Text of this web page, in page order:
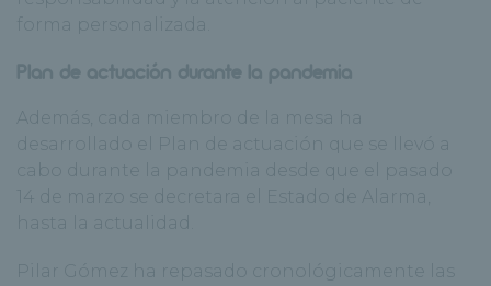
forma personalizada.
Plan de actuación durante la pandemia
Además, cada miembro de la mesa ha
desarrollado el Plan de actuación que se llevó a
cabo durante la pandemia desde que el pasado
14 de marzo se decretara el Estado de Alarma,
hasta la actualidad.
Pilar Gómez ha repasado cronológicamente las